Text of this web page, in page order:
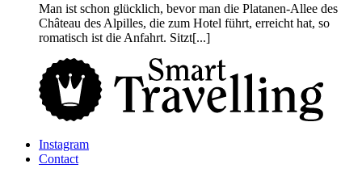
Man ist schon glücklich, bevor man die Platanen-Allee des
Château des Alpilles, die zum Hotel führt, erreicht hat, so
romatisch ist die Anfahrt. Sitzt[...]
Instagram
Contact